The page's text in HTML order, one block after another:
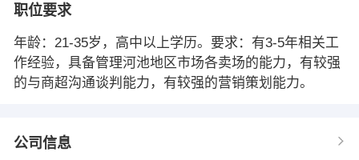
职位要求
年龄：21-35岁，高中以上学历。要求：有3-5年相关工
作经验，具备管理河池地区市场各卖场的能力，有较强
的与商超沟通谈判能力，有较强的营销策划能力。
公司信息